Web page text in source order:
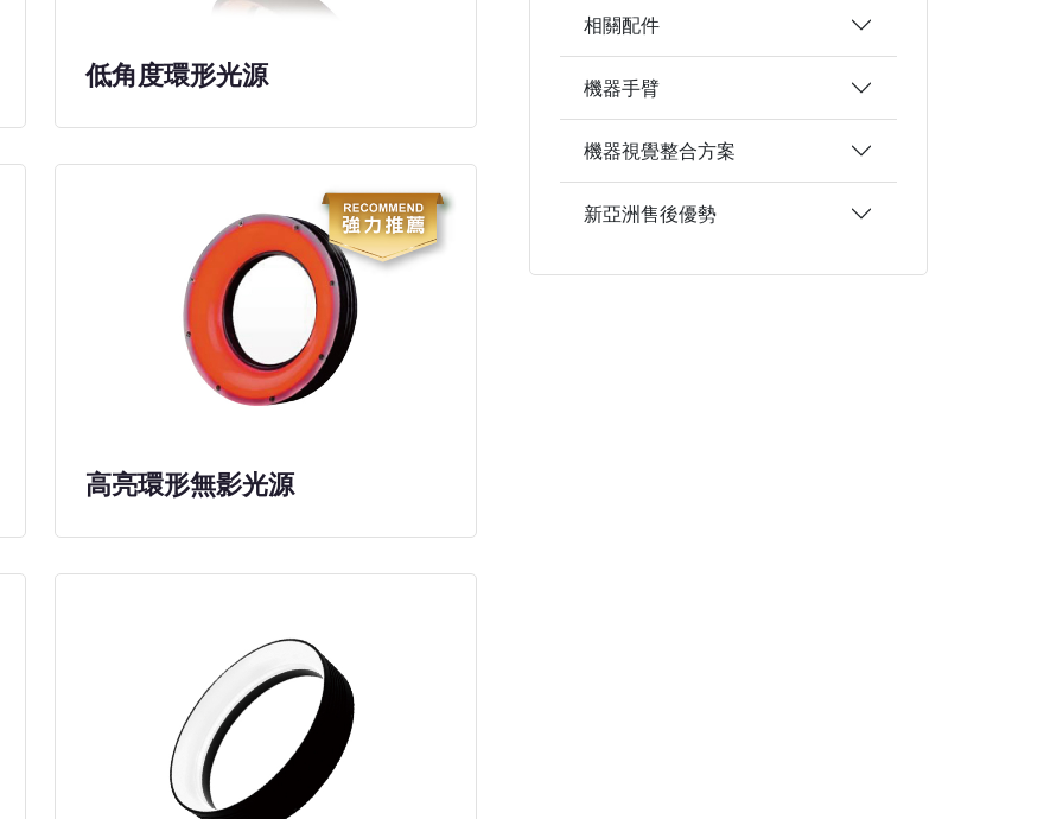
低角度環形光源
高亮環形無影光源
相關配件
機器手臂
機器視覺整合方案
新亞洲售後優勢